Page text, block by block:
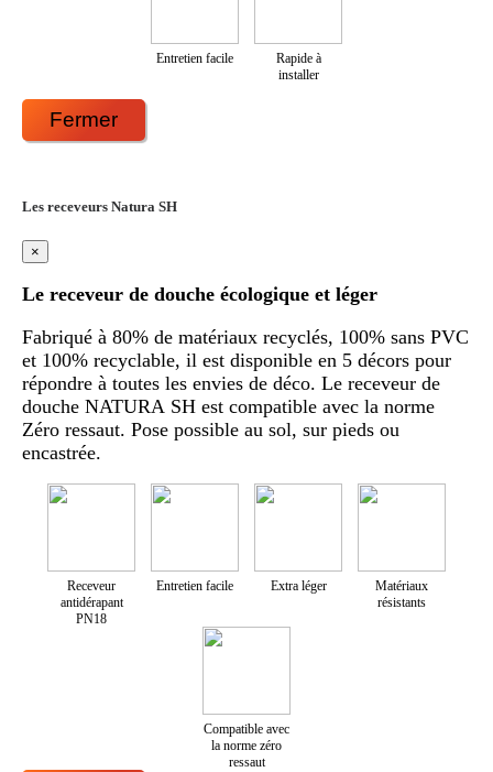
Entretien facile
Rapide à
installer
Fermer
Les receveurs Natura SH
×
Le receveur de douche écologique et léger
Fabriqué à 80% de matériaux recyclés, 100% sans PVC
et 100% recyclable, il est disponible en 5 décors pour
répondre à toutes les envies de déco. Le receveur de
douche NATURA SH est compatible avec la norme
Zéro ressaut. Pose possible au sol, sur pieds ou
encastrée.
Receveur
antidérapant
PN18
Entretien facile Extra léger
Matériaux
résistants
Compatible avec
la norme zéro
ressaut